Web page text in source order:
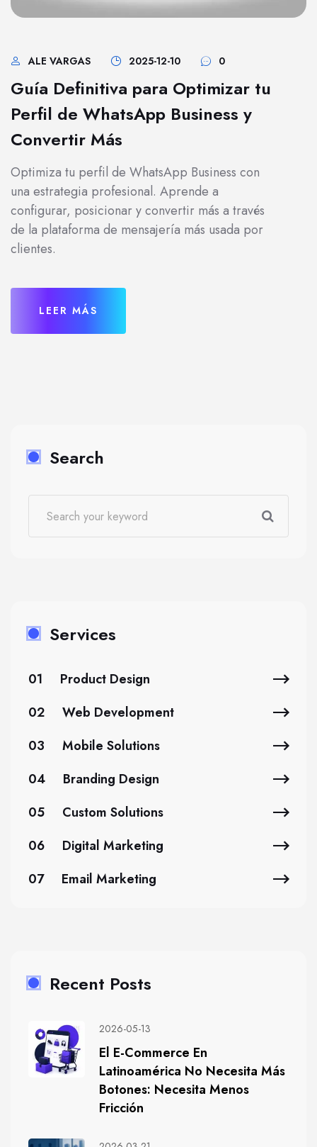
ALE VARGAS 2025-12-10 0
Guía Definitiva para Optimizar tu
Perfil de WhatsApp Business y
Convertir Más
Optimiza tu perfil de WhatsApp Business con
una estrategia profesional. Aprende a
configurar, posicionar y convertir más a través
de la plataforma de mensajería más usada por
clientes.
LEER MÁS
Search
Services
01
Product Design
02
Web Development
03
Mobile Solutions
04
Branding Design
05
Custom Solutions
06
Digital Marketing
07
Email Marketing
Recent Posts
2026-05-13
El E-Commerce En
Latinoamérica No Necesita Más
Botones: Necesita Menos
Fricción